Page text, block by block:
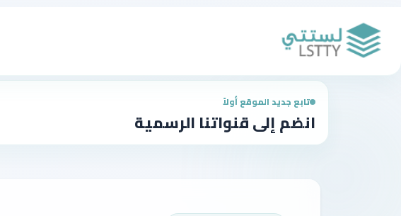
تابع جديد الموقع أولاً
انضم إلى قنواتنا الرسمية